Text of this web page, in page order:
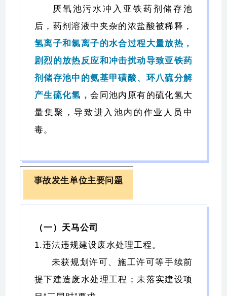
厌氧池污水冲入亚铁药剂储存池
后，药剂溶液中夹杂的浓盐酸被稀释，
氢离子和氯离子的水合过程大量放热，
剧烈的放热反应和冲击扰动导致亚铁药
剂储存池中的氨基甲磺酸、环八硫分解
产生硫化氢，会同池内原有的硫化氢大
量集聚，导致进入池内的作业人员中
毒。
事故发生单位主要问题
（一）天马公司
1.违法违规建设废水处理工程。
未获规划许可、施工许可等手续前
提下建造废水处理工程；未落实建设项